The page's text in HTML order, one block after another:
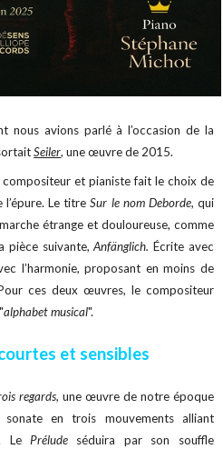
nous avions parlé à l’occasion de la
Seiler, une œuvre de 2015.
compositeur et pianiste fait le choix de
l’épure. Le titreSur le nom Deborde, qui
étrange et douloureuse, comme
pièce suivante,Anfänglich. Écrite avec
l’harmonie, proposant en moins de
ces deux œuvres, le compositeur
alphabet musical".
et sensibles
regards, une œuvre de notre époque
en trois mouvements alliant
Le Prélude séduira par son souffle